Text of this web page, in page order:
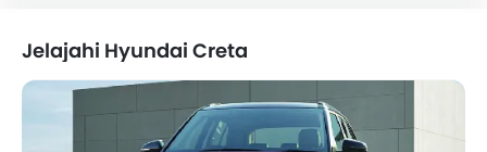
Jelajahi Hyundai Creta